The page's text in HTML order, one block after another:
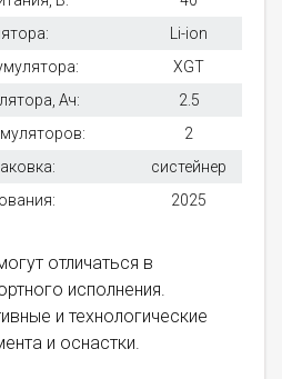
Li-ion
XGT
Ач:
2.5
2
систейнер
2025
отличаться в
исполнения.
и технологические
и оснастки.